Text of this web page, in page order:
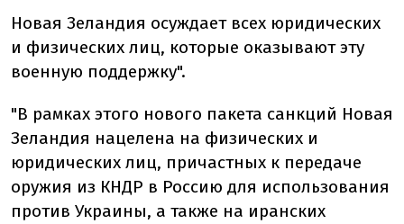
Новая Зеландия осуждает всех юридических
и физических лиц, которые оказывают эту
военную поддержку".
"В рамках этого нового пакета санкций Новая
Зеландия нацелена на физических и
юридических лиц, причастных к передаче
оружия из КНДР в Россию для использования
против Украины, а также на иранских